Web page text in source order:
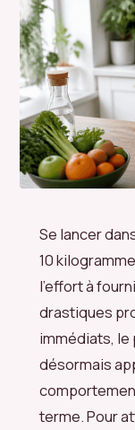
Se lancer
10
l’effort à
drastiques
immédiats, le
désormais
terme. Pour